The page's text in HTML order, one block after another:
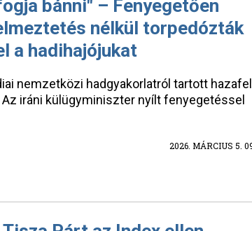
bánni" – Fenyegetően
nélkül torpedózták
a hadihajójukat
nemzetközi hadgyakorlatról tartott
iráni külügyminiszter nyílt fenyegetéssel
2026. MÁRCIUS 5.